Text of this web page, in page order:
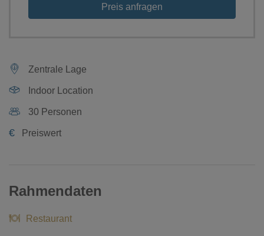
Preis anfragen
Zentrale Lage
Indoor Location
30 Personen
€ Preiswert
Rahmendaten
Restaurant